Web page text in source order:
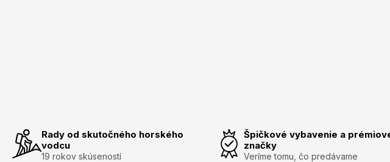
Rady od skutočného horského
vodcu
19 rokov skúseností
Špičkové vybavenie a
značky
Veríme tomu, čo predávame